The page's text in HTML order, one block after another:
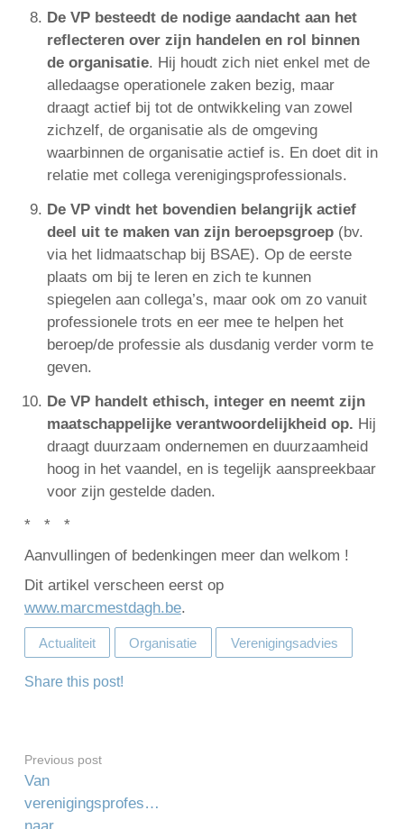
De VP besteedt de nodige aandacht aan het
reflecteren over zijn handelen en rol binnen
de organisatie. Hij houdt zich niet enkel met de
alledaagse operationele zaken bezig, maar
draagt actief bij tot de ontwikkeling van zowel
zichzelf, de organisatie als de omgeving
waarbinnen de organisatie actief is. En doet dit in
relatie met collega verenigingsprofessionals.
De VP vindt het bovendien belangrijk actief
deel uit te maken van zijn beroepsgroep (bv.
via het lidmaatschap bij BSAE). Op de eerste
plaats om bij te leren en zich te kunnen
spiegelen aan collega’s, maar ook om zo vanuit
professionele trots en eer mee te helpen het
beroep/de professie als dusdanig verder vorm te
geven.
De VP handelt ethisch, integer en neemt zijn
maatschappelijke verantwoordelijkheid op. Hij
draagt duurzaam ondernemen en duurzaamheid
hoog in het vaandel, en is tegelijk aanspreekbaar
voor zijn gestelde daden.
* * *
Aanvullingen of bedenkingen meer dan welkom !
Dit artikel verscheen eerst op
www.marcmestdagh.be.
Actualiteit Organisatie Verenigingsadvies
Share this post!
Previous post
Van
verenigingsprofessional